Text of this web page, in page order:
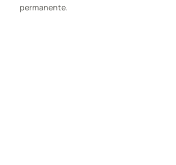
permanente.